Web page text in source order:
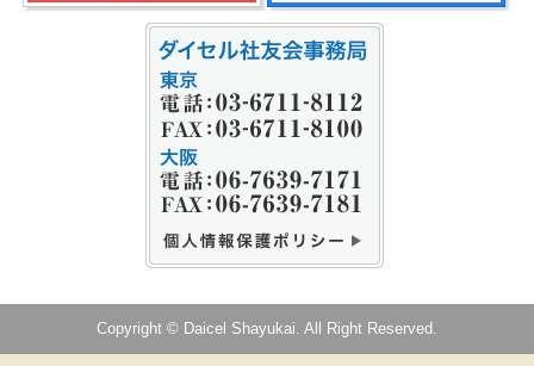
Copyright © Daicel Shayukai. All Right Reserved.